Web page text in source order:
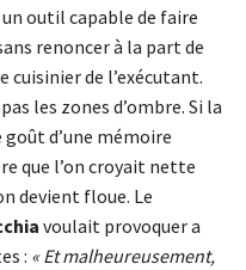
outil capable de faire
renoncer à la part de
cuisinier de l’exécutant.
les zones d’ombre. Si la
d’une mémoire
que l’on croyait nette
devient floue. Le
voulait provoquer a
: « Et malheureusement,